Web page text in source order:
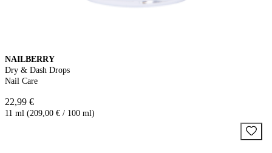
NAILBERRY
Dry & Dash Drops
Nail Care
22,99 €
11 ml (209,00 € / 100 ml)